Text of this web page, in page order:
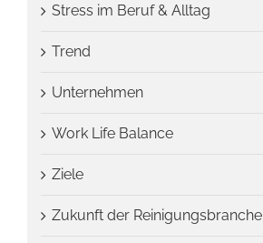
Stress im Beruf & Alltag
Trend
Unternehmen
Work Life Balance
Ziele
Zukunft der Reinigungsbranche